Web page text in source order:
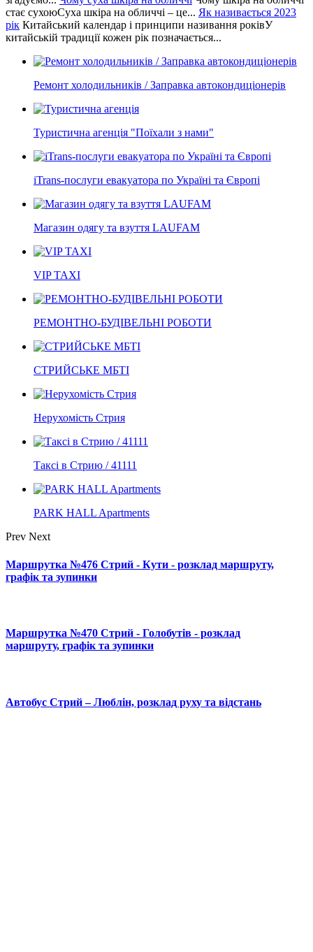
стає сухоюСуха шкіра на обличчі – це... Як називається 2023
рік Китайський календар і принципи називання роківУ
китайській традиції кожен рік позначається...
Ремонт холодильників / Заправка автокондиціонерів
Туристична агенція "Поїхали з нами"
iTrans-послуги евакуатора по Україні та Європі
Магазин одягу та взуття LAUFAM
VIP TAXI
РЕМОНТНО-БУДІВЕЛЬНІ РОБОТИ
СТРИЙСЬКЕ МБТІ
Нерухомість Стрия
Таксі в Стрию / 41111
PARK HALL Apartments
Prev Next
Маршрутка №476 Стрий - Кути - розклад маршруту,
графік та зупинки
Маршрутка №470 Стрий - Голобутів - розклад
маршруту, графік та зупинки
Автобус Стрий – Люблін, розклад руху та відстань